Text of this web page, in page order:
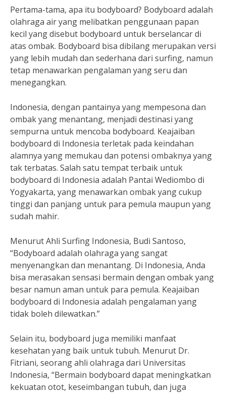
Pertama-tama, apa itu bodyboard? Bodyboard adalah
olahraga air yang melibatkan penggunaan papan
kecil yang disebut bodyboard untuk berselancar di
atas ombak. Bodyboard bisa dibilang merupakan versi
yang lebih mudah dan sederhana dari surfing, namun
tetap menawarkan pengalaman yang seru dan
menegangkan.
Indonesia, dengan pantainya yang mempesona dan
ombak yang menantang, menjadi destinasi yang
sempurna untuk mencoba bodyboard. Keajaiban
bodyboard di Indonesia terletak pada keindahan
alamnya yang memukau dan potensi ombaknya yang
tak terbatas. Salah satu tempat terbaik untuk
bodyboard di Indonesia adalah Pantai Wediombo di
Yogyakarta, yang menawarkan ombak yang cukup
tinggi dan panjang untuk para pemula maupun yang
sudah mahir.
Menurut Ahli Surfing Indonesia, Budi Santoso,
“Bodyboard adalah olahraga yang sangat
menyenangkan dan menantang. Di Indonesia, Anda
bisa merasakan sensasi bermain dengan ombak yang
besar namun aman untuk para pemula. Keajaiban
bodyboard di Indonesia adalah pengalaman yang
tidak boleh dilewatkan.”
Selain itu, bodyboard juga memiliki manfaat
kesehatan yang baik untuk tubuh. Menurut Dr.
Fitriani, seorang ahli olahraga dari Universitas
Indonesia, “Bermain bodyboard dapat meningkatkan
kekuatan otot, keseimbangan tubuh, dan juga